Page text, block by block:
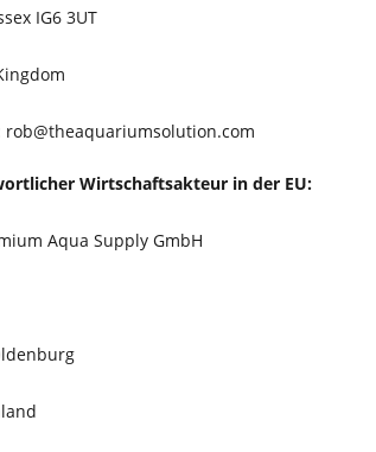
IG6 3UT
rob@theaquariumsolution.com
Wirtschaftsakteur in der EU:
Aqua Supply GmbH